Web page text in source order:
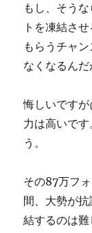
もし、そう
トを凍結さ
もらうチャ
なくなるんだ
悔しいです
力は高いで
う。
その87万フ
間、大勢が
結するのは難